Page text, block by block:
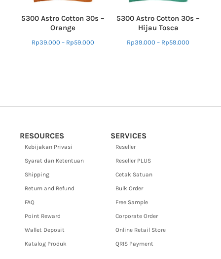
5300 Astro Cotton 30s –
Orange
Rp39.000 – Rp59.000
5300 Astro Cotton 30s –
Hijau Tosca
Rp39.000 – Rp59.000
RESOURCES SERVICES
Kebijakan Privasi
Syarat dan Ketentuan
Shipping
Return and Refund
FAQ
Point Reward
Wallet Deposit
Katalog Produk
Reseller
Reseller PLUS
Cetak Satuan
Bulk Order
Free Sample
Corporate Order
Online Retail Store
QRIS Payment